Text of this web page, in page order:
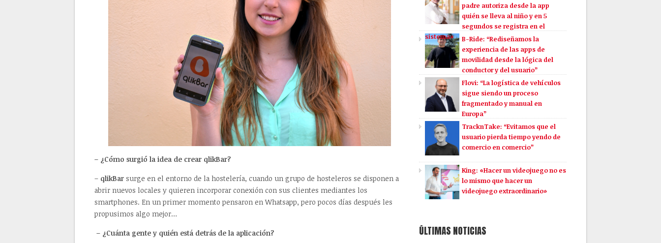
– ¿Cómo surgió la idea de crear qlikBar?
– qlikBar surge en el entorno de la hostelería, cuando un grupo de hosteleros se disponen a
abrir nuevos locales y quieren incorporar conexión con sus clientes mediantes los
smartphones. En un primer momento pensaron en Whatsapp, pero pocos días después les
propusimos algo mejor…
– ¿Cuánta gente y quién está detrás de la aplicación?
padre autoriza desde la app
quién se lleva al niño y en 5
segundos se registra en el
sistema»
B-Ride: “Rediseñamos la
experiencia de las apps de
movilidad desde la lógica del
conductor y del usuario”
Flovi: “La logística de vehículos
sigue siendo un proceso
fragmentado y manual en
Europa”
TracknTake: “Evitamos que el
usuario pierda tiempo yendo de
comercio en comercio”
King: «Hacer un videojuego no es
lo mismo que hacer un
videojuego extraordinario»
ÚLTIMAS NOTICIAS